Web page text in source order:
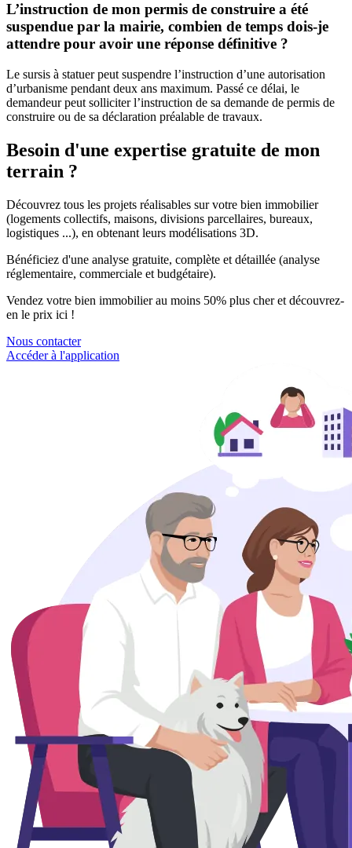
L’instruction de mon permis de construire a été
suspendue par la mairie, combien de temps dois-je
attendre pour avoir une réponse définitive ?
Le sursis à statuer peut suspendre l’instruction d’une autorisation
d’urbanisme pendant deux ans maximum. Passé ce délai, le
demandeur peut solliciter l’instruction de sa demande de permis de
construire ou de sa déclaration préalable de travaux.
Besoin d'une expertise gratuite de mon
terrain ?
Découvrez tous les projets réalisables sur votre bien immobilier
(logements collectifs, maisons, divisions parcellaires, bureaux,
logistiques ...), en obtenant leurs modélisations 3D.
Bénéficiez d'une analyse gratuite, complète et détaillée (analyse
réglementaire, commerciale et budgétaire).
Vendez votre bien immobilier au moins 50% plus cher et découvrez-
en le prix ici !
Nous contacter
Accéder à l'application